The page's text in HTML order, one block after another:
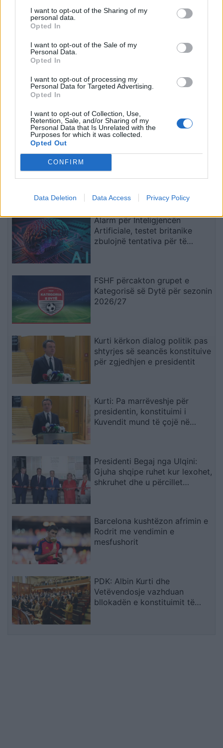
I want to opt-out of the Sharing of my
personal data.
Opted In
I want to opt-out of the Sale of my
Personal Data.
Opted In
I want to opt-out of processing my
Personal Data for Targeted Advertising.
Opted In
I want to opt-out of Collection, Use,
Retention, Sale, and/or Sharing of my
Personal Data that Is Unrelated with the
Purposes for which it was collected.
Opted Out
CONFIRM
Data Deletion Data Access Privacy Policy
Sekuestrohen më shumë
se 21 ton kokainë,
vepronte në Spanjë dhe
Ekuador! Njëra e lidhur me
Hoxha zbret në Rinas!
SHBA në Shqipëri
Zjarret në vendin tonë, 5
vatra janë aktive!
Evakuohen 4 familje në
paraqitet situata në zonat
DW: Një “El Nino” i
ekonomike botërore, mot
çmimeve të ushqimeve
të fundit
Alarm për Inteligjencën
Artificiale, testet britanike
zbulojnë tentativa për të
FSHF përcakton grupet e
Kategorisë së Dytë për sezonin
2026/27
Kurti kërkon dialog politik pas
shtyrjes së seancës konstituive
për zgjedhjen e presidentit
Kurti: Pa marrëveshje për
presidentin, konstituimi i
Kuvendit mund të çojë në
Presidenti Begaj nga Ulqini:
Gjuha shqipe ruhet kur lexohet,
shkruhet dhe u përcillet
Barcelona kushtëzon afrimin e
Rodrit me vendimin e
mesfushorit
PDK: Albin Kurti dhe
Vetëvendosje vazhduan
bllokadën e konstituimit të